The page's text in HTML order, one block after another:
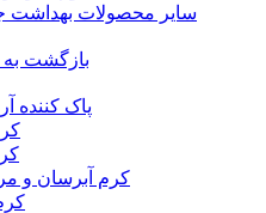
سایر محصولات بهداشت
بازگشت
پاک کننده
کرم آبرسان و